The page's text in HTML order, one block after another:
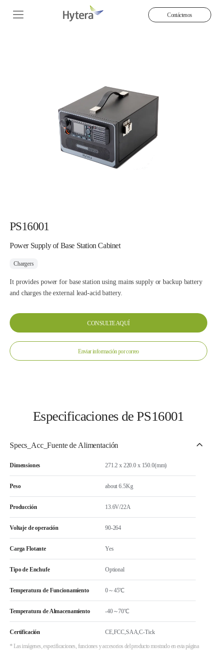
Contáctenos
PS16001
Power Supply of Base Station Cabinet
Chargers
It provides power for base station using mains supply or backup battery
and charges the external lead-acid battery.
CONSULTE AQUÍ
Enviar información por correo
Especificaciones de PS16001
Specs_Acc_Fuente de Alimentación
Dimensiones 271.2 x 220.0 x 150.0(mm)
Peso about 6.5Kg
Producción 13.6V/22A
Voltaje de operación 90-264
Carga Flotante Yes
Tipo de Enchufe Optional
Temperatura de Funcionamiento 0～45℃
Temperatura de Almacenamiento -40～70℃
Certificación CE,FCC,SAA,C-Tick
* Las imágenes, especificaciones, funciones y accesorios del producto mostrado en esta página